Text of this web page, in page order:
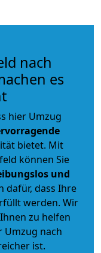
nach
es
hier Umzug
bietet. Mit
können Sie
und
dass Ihre
werden. Wir
zu helfen
Umzug nach
ist.